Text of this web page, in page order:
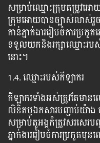
សម្រាប់ឈ្មោះក្រុមតម្រូវ
ក្រុមអោយបានច្បាស់លាស់រួច
កាន់ភ្នាក់ងាររៀបចំការប្
ទទួលយកនិងរក្សាឈ្មោះរប
នោះ។
1.4. ឈ្មោះរបស់កីឡាករ
កីឡាករទាំងអស់ត្រូវតែមាន
លិខិតឬឯកសារបញ្ជាប់យ៉ាង
សម្រាប់តួអង្គក៏ត្រូវសរសេរ
ភ្នាក់ងាររៀបចំការប្រកួត